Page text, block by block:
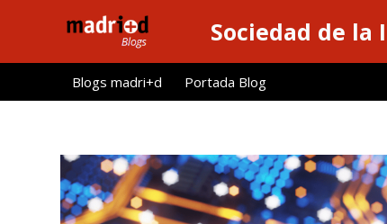
l
Sociedad de la
Blogs madri+d Portada Blog